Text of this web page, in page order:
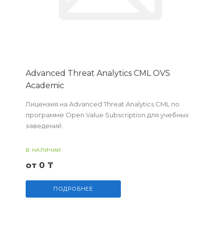
Advanced Threat Analytics CML OVS
Academic
Лицензия на Advanced Threat Analytics CML по
программе Open Value Subscription для учебных
заведений.
В НАЛИЧИИ
от 0 ₸
ПОДРОБНЕЕ